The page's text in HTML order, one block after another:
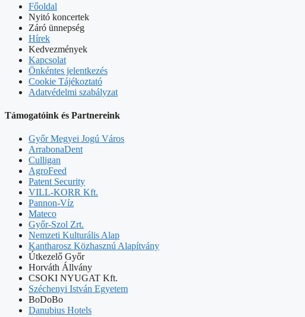
Főoldal
Nyitó koncertek
Záró ünnepség
Hírek
Kedvezmények
Kapcsolat
Önkéntes jelentkezés
Cookie Tájékoztató
Adatvédelmi szabályzat
Támogatóink és Partnereink
Győr Megyei Jogú Város
ArrabonaDent
Culligan
AgroFeed
Patent Security
VILL-KORR Kft.
Pannon-Víz
Mateco
Győr-Szol Zrt.
Nemzeti Kulturális Alap
Kantharosz Közhasznú Alapítvány
Útkezelő Győr
Horváth Állvány
CSOKI NYUGAT Kft.
Széchenyi István Egyetem
BoDoBo
Danubius Hotels